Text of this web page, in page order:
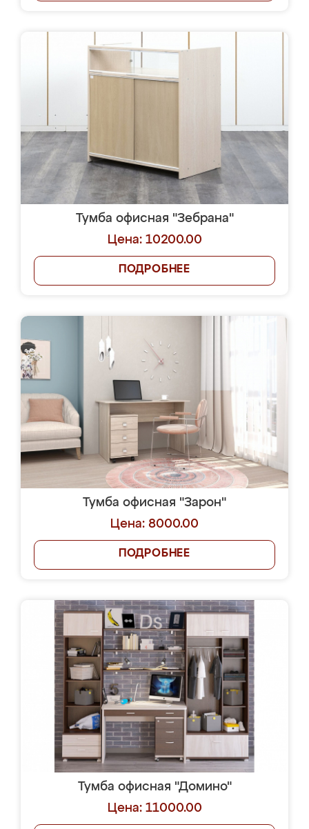
Тумба офисная "Зебрана"
Цена: 10200.00
ПОДРОБНЕЕ
Тумба офисная "Зарон"
Цена: 8000.00
ПОДРОБНЕЕ
Тумба офисная "Домино"
Цена: 11000.00